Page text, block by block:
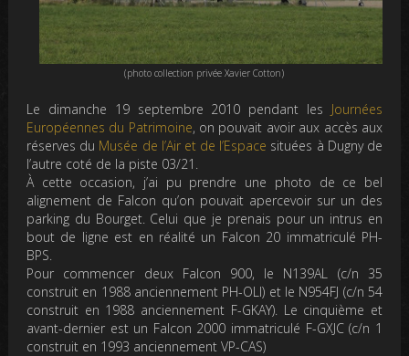
(photo collection privée Xavier Cotton)
Le dimanche 19 septembre 2010 pendant les Journées
Européennes du Patrimoine, on pouvait avoir aux accès aux
réserves du Musée de l’Air et de l’Espace situées à Dugny de
l’autre coté de la piste 03/21.
À cette occasion, j’ai pu prendre une photo de ce bel
alignement de Falcon qu’on pouvait apercevoir sur un des
parking du Bourget. Celui que je prenais pour un intrus en
bout de ligne est en réalité un Falcon 20 immatriculé PH-
BPS.
Pour commencer deux Falcon 900, le N139AL (c/n 35
construit en 1988 anciennement PH-OLI) et le N954FJ (c/n 54
construit en 1988 anciennement F-GKAY). Le cinquième et
avant-dernier est un Falcon 2000 immatriculé F-GXJC (c/n 1
construit en 1993 anciennement VP-CAS)